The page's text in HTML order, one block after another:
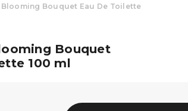
Bouquet Eau De Toilette
Bouquet
100 ml